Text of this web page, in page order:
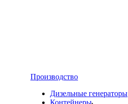
Производство
Дизельные генераторы
Контейнеры